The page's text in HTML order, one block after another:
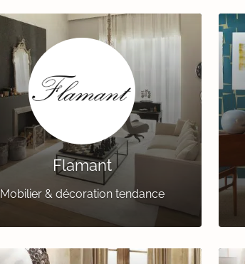
Flamant
Mobilier & décoration tendance